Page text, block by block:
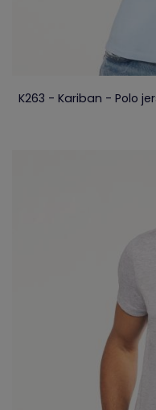
K263 - Kariban - Polo